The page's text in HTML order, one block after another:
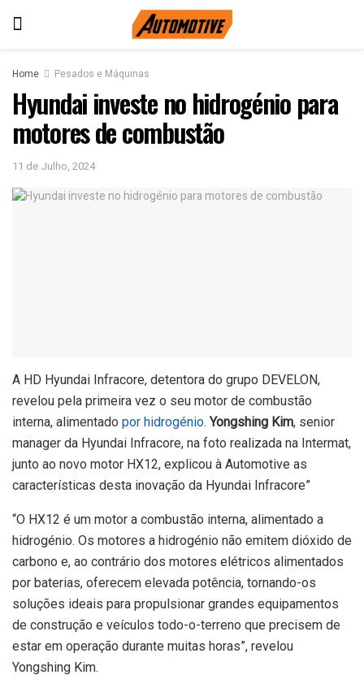
Home Pesados e Máquinas
Hyundai investe no hidrogénio para
motores de combustão
11 de Julho, 2024
A HD Hyundai Infracore, detentora do grupo DEVELON,
revelou pela primeira vez o seu motor de combustão
interna, alimentado por hidrogénio.Yongshing Kim, senior
manager da Hyundai Infracore, na foto realizada na Intermat,
junto ao novo motor HX12, explicou à Automotive as
características desta inovação da Hyundai Infracore”
“O HX12 é um motor a combustão interna, alimentado a
hidrogénio. Os motores a hidrogénio não emitem dióxido de
carbono e, ao contrário dos motores elétricos alimentados
por baterias, oferecem elevada potência, tornando-os
soluções ideais para propulsionar grandes equipamentos
de construção e veículos todo-o-terreno que precisem de
estar em operação durante muitas horas”, revelou
Yongshing Kim.